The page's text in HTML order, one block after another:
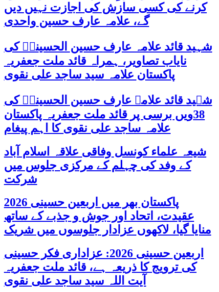
کرنے کی کسی سازش کی اجازت نہیں دیں
گے، علامہ عارف حسین واحدی
شہید قائد علامہ عارف حسین الحسینیؒ کی
نایاب تصاویر، ہمراہ قائد ملت جعفریہ
پاکستان علامہ سید ساجد علی نقوی
شہید قائد علامہ عارف حسین الحسینیؒ کی
38ویں برسی پر قائد ملت جعفریہ پاکستان
علامہ ساجد علی نقوی کا اہم پیغام
شیعہ علماء کونسل وفاقی علاقہ اسلام آباد
کے وفد کی چہلم کے مرکزی جلوس میں
شرکت
پاکستان بھر میں اربعین حسینی 2026
عقیدت، اتحاد اور جوش و جذبے کے ساتھ
منایا گیا، لاکھوں عزادار جلوسوں میں شریک
اربعین حسینی 2026: عزاداری فکر حسینی
کی ترویج کا ذریعہ ہے، قائد ملت جعفریہ
آیت اللہ سید ساجد علی نقوی